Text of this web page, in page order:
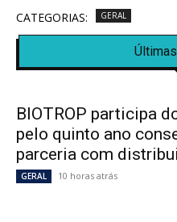
CATEGORIAS: GERAL
BIOTROP participa
pelo quinto ano
parceria com
GERAL 10 horas atrás